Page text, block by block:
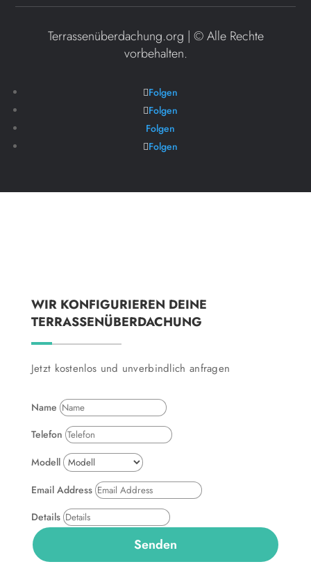
Terrassenüberdachung.org | ©Alle Rechte
vorbehalten.
Folgen
Folgen
Folgen
Folgen
WIR KONFIGURIEREN DEINE
TERRASSENÜBERDACHUNG
Jetzt kostenlos und unverbindlich anfragen
Name
Telefon
Modell
Email Address
Details
Senden